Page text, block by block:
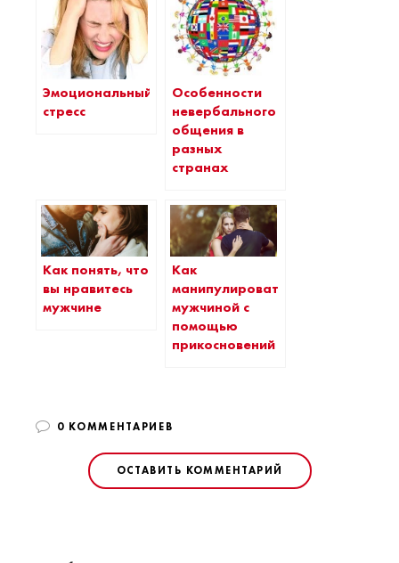
Эмоциональный
стресс
Особенности
невербального
общения в
разных
странах
Как понять, что
вы нравитесь
мужчине
Как
манипулировать
мужчиной с
помощью
прикосновений
0 КОММЕНТАРИЕВ
ОСТАВИТЬ КОММЕНТАРИЙ